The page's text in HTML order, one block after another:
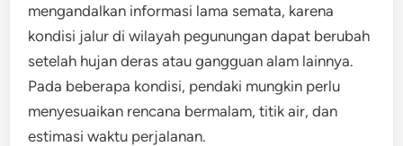
mengandalkan informasi lama semata, karena
kondisi jalur di wilayah pegunungan dapat berubah
setelah hujan deras atau gangguan alam lainnya.
Pada beberapa kondisi, pendaki mungkin perlu
menyesuaikan rencana bermalam, titik air, dan
estimasi waktu perjalanan.